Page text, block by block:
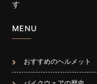
す
MENU
おすすめのヘルメット